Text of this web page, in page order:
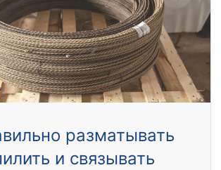
разматывать
и связывать